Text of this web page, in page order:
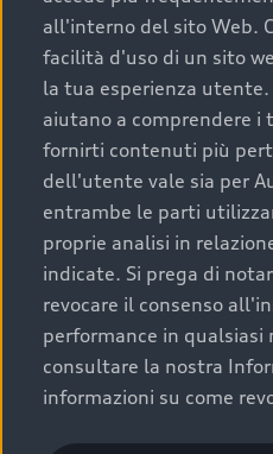
cronologia dei tagliandi:
completa della vettura
costante e accurata;
condizioni della
buona conservazione
precedente proprietario;
efficienza meccanica:
componenti principali in
prestazioni affidabili e
Acquistare un’auto usata in
Audi che offre l’usato
Scelta :plus, significa
sottoposto a 110 controlli
garanzia fino a 4 anni per
all'interno del sito Web.
facilità d'uso di un sito
la tua esperienza
aiutano a comprendere i
fornirti contenuti più
dell'utente vale sia per
entrambe le parti
proprie analisi in
indicate. Si prega di
revocare il consenso
performance in qualsiasi
consultare la nostra
informazioni su come